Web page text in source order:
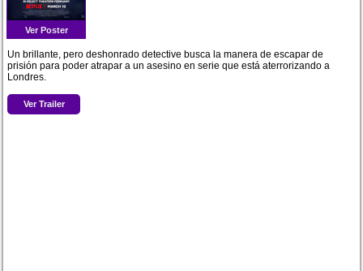
Ver Poster
Un brillante, pero deshonrado detective busca la manera de escapar de
prisión para poder atrapar a un asesino en serie que está aterrorizando a
Londres.
Ver Trailer